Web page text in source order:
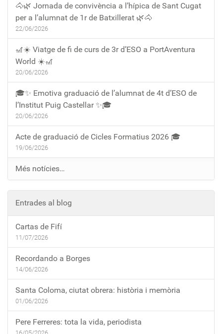
🐴🌿 Jornada de convivència a l’hípica de Sant Cugat
per a l’alumnat de 1r de Batxillerat 🌿🐴
22/06/2026
🎢☀️ Viatge de fi de curs de 3r d’ESO a PortAventura
World ☀️🎢
20/06/2026
🎓✨ Emotiva graduació de l’alumnat de 4t d’ESO de
l’Institut Puig Castellar ✨🎓
20/06/2026
Acte de graduació de Cicles Formatius 2026 🎓
19/06/2026
Més notícies…
Entrades al blog
Cartas de Fifí
11/07/2026
Recordando a Borges
14/06/2026
Santa Coloma, ciutat obrera: història i memòria
01/06/2026
Pere Ferreres: tota la vida, periodista